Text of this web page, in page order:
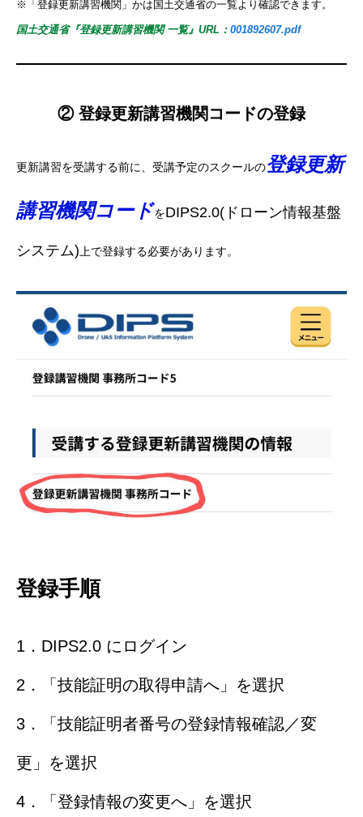
※「登録更新講習機関」かは国土交通省の一覧より確認できます。
国土交通省『登録更新講習機関 一覧』URL： 001892607.pdf
② 登録更新講習機関コードの登録
更新講習を受講する前に、受講予定のスクールの登録更新
講習機関コードをDIPS2.0(ドローン情報基盤
システム)上で登録する必要があります。
登録手順
1．DIPS2.0 にログイン
2．「技能証明の取得申請へ」を選択
3．「技能証明者番号の登録情報確認／変
更」を選択
4．「登録情報の変更へ」を選択